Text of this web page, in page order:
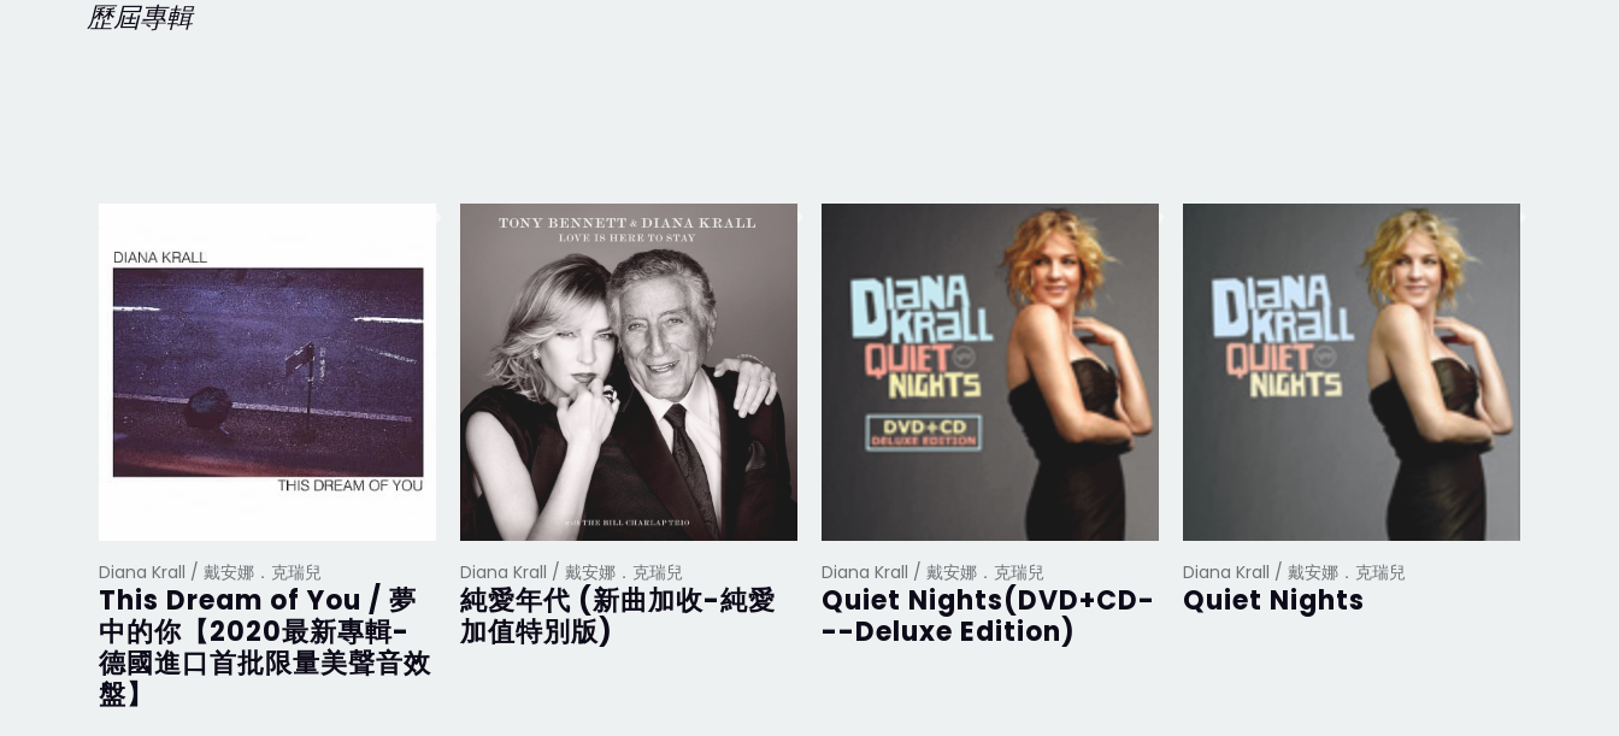
歷屆專輯
Diana Krall / 戴安娜．克瑞兒
This Dream of You / 夢
中的你【2020最新專輯-
德國進口首批限量美聲音效
盤】
Diana Krall / 戴安娜．克瑞兒
純愛年代 (新曲加收-純愛
加值特別版)
Diana Krall / 戴安娜．克瑞兒
Quiet Nights(DVD+CD-
--Deluxe Edition)
Diana Krall / 戴安娜．克瑞兒
Quiet Nights